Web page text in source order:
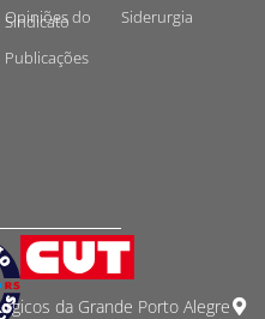
Opiniões do
Sindicato
Publicações
Siderurgia
da Grande Porto Alegre